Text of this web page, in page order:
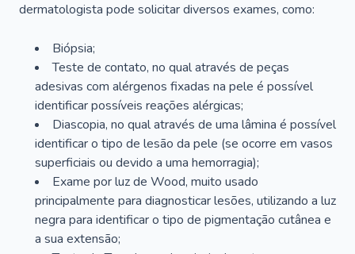
dermatologista pode solicitar diversos exames, como:
Biópsia;
Teste de contato, no qual através de peças
adesivas com alérgenos fixadas na pele é possível
identificar possíveis reações alérgicas;
Diascopia, no qual através de uma lâmina é possível
identificar o tipo de lesão da pele (se ocorre em vasos
superficiais ou devido a uma hemorragia);
Exame por luz de Wood, muito usado
principalmente para diagnosticar lesões, utilizando a luz
negra para identificar o tipo de pigmentação cutânea e
a sua extensão;